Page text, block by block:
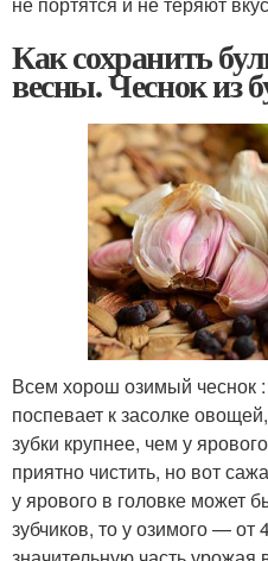
Как сохранить
весны. Чеснок из
Всем хорош озимый чеснок
поспевает к засолке
зубки крупнее, чем у
приятно чистить, но вот
у ярового в головке может
зубчиков, то у озимого — от